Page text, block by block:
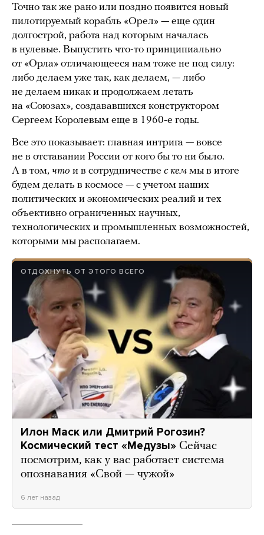
Точно так же рано или поздно появится новый
пилотируемый корабль «Орел» — еще один
долгострой, работа над которым началась
в нулевые. Выпустить что-то принципиально
от «Орла» отличающееся нам тоже не под силу:
либо делаем уже так, как делаем, — либо
не делаем никак и продолжаем летать
на «Союзах», создававшихся конструктором
Сергеем Королевым еще в 1960-е годы.
Все это показывает: главная интрига — вовсе
не в отставании России от кого бы то ни было.
А в том, что и в сотрудничестве с кем мы в итоге
будем делать в космосе — с учетом наших
политических и экономических реалий и тех
объективно ограниченных научных,
технологических и промышленных возможностей,
которыми мы располагаем.
ОТДОХНУТЬ ОТ ЭТОГО ВСЕГО
Илон Маск или Дмитрий Рогозин?
Космический тест «Медузы» Сейчас
посмотрим, как у вас работает система
опознавания «Свой — чужой»
6 лет назад